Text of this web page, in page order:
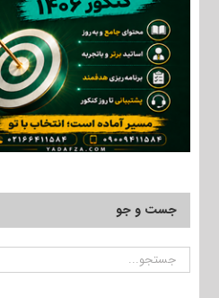
جست و جو
جستجو